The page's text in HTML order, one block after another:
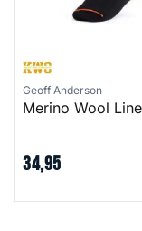
Geoff Anderson
Merino Wool
34,95